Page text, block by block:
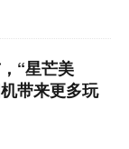
“星芒美
带来更多玩